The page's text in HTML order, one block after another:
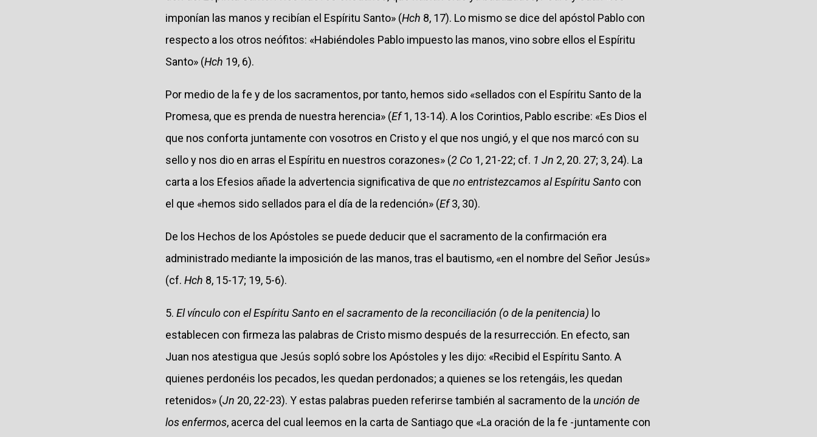
imponían las manos y recibían el Espíritu Santo» (Hch 8, 17). Lo mismo se dice del apóstol Pablo con
respecto a los otros neófitos: «Habiéndoles Pablo impuesto las manos, vino sobre ellos el Espíritu
Santo» (Hch 19, 6).
Por medio de la fe y de los sacramentos, por tanto, hemos sido «sellados con el Espíritu Santo de la
Promesa, que es prenda de nuestra herencia» (Ef1, 13-14). A los Corintios, Pablo escribe: «Es Dios el
que nos conforta juntamente con vosotros en Cristo y el que nos ungió, y el que nos marcó con su
sello y nos dio en arras el Espíritu en nuestros corazones» (2 Co 1, 21-22; cf. 1 Jn 2, 20. 27; 3, 24). La
carta a los Efesios añade la advertencia significativa de que no entristezcamos al Espíritu Santo con
el que «hemos sido sellados para el día de la redención» (Ef3, 30).
De los Hechos de los Apóstoles se puede deducir que el sacramento de la confirmación era
administrado mediante la imposición de las manos, tras el bautismo, «en el nombre del Señor Jesús»
(cf. Hch 8, 15-17; 19, 5-6).
5. El vínculo con el Espíritu Santo en el sacramento de la reconciliación (o de la penitencia) lo
establecen con firmeza las palabras de Cristo mismo después de la resurrección. En efecto, san
Juan nos atestigua que Jesús sopló sobre los Apóstoles y les dijo: «Recibid el Espíritu Santo. A
quienes perdonéis los pecados, les quedan perdonados; a quienes se los retengáis, les quedan
retenidos» (Jn 20, 22-23). Y estas palabras pueden referirse también al sacramento de la unción de
los enfermos, acerca del cual leemos en la carta de Santiago que «La oración de la fe -juntamente con